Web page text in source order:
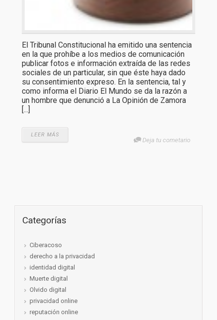
El Tribunal Constitucional ha emitido una sentencia
en la que prohíbe a los medios de comunicación
publicar fotos e información extraída de las redes
sociales de un particular, sin que éste haya dado
su consentimiento expreso. En la sentencia, tal y
como informa el Diario El Mundo se da la razón a
un hombre que denunció a La Opinión de Zamora
[...]
LEER MÁS
Deja tu cometario
Categorías
Ciberacoso
derecho a la privacidad
identidad digital
Muerte digital
Olvido digital
privacidad online
reputación online